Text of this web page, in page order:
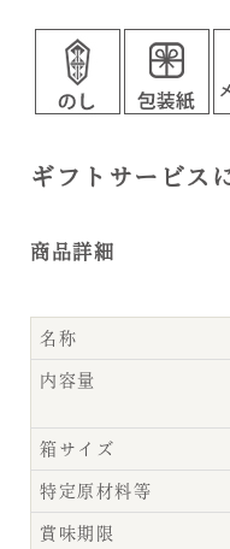
ギフトサービス
商品詳細
名称
内容量
箱サイズ
特定原材料等
賞味期限